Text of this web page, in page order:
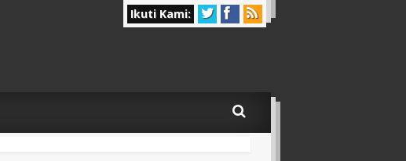
Ikuti Kami: